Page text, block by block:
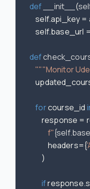
def
__init__ (
self.api_key
        self.base_url =
def
"""Monitor
for course_id
response
f"
                headers={
            )
if